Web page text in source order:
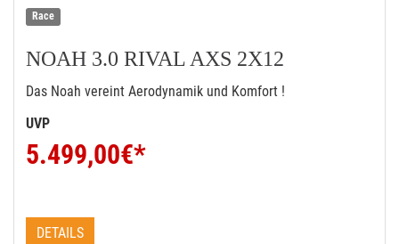
Race
NOAH 3.0 RIVAL AXS 2X12
Das Noah vereint Aerodynamik und Komfort !
UVP
5.499,00€*
DETAILS